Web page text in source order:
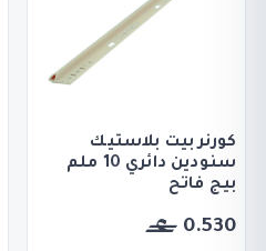
كورنر بيت بلاستيك
سنودين دائري 10 ملم
بيج فاتح
0.530